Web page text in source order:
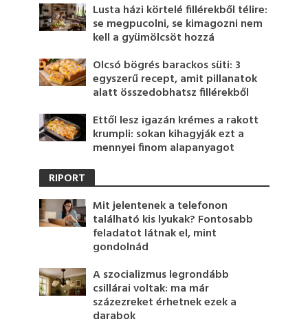
Lusta házi körtelé fillérekből télire:
se megpucolni, se kimagozni nem
kell a gyümölcsöt hozzá
Olcsó bögrés barackos süti: 3
egyszerű recept, amit pillanatok
alatt összedobhatsz fillérekből
Ettől lesz igazán krémes a rakott
krumpli: sokan kihagyják ezt a
mennyei finom alapanyagot
RIPORT
Mit jelentenek a telefonon
található kis lyukak? Fontosabb
feladatot látnak el, mint
gondolnád
A szocializmus legrondább
csillárai voltak: ma már
százezreket érhetnek ezek a
darabok